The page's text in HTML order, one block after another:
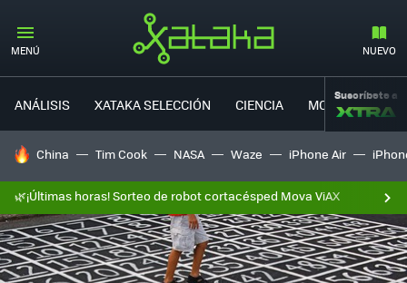
MENÚ NUEVO
ANÁLISIS XATAKA SELECCIÓN CIENCIA MOVILIDAD
Suscríbete a
HOY SE HABLA DE
China Tim Cook NASA Waze iPhone Air
🌿¡Últimas horas! Sorteo de robot cortacésped Mova ViAX